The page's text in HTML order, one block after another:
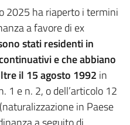
2025 ha riaperto i termini
a favore di ex
stati residenti in
e che abbiano
il 15 agosto 1992 in
1 e n. 2, o dell’articolo 12
in Paese